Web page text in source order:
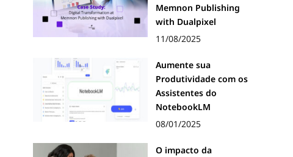
Memnon Publishing
with Dualpixel
11/08/2025
Aumente sua
Produtividade com os
Assistentes do
NotebookLM
08/01/2025
O impacto da